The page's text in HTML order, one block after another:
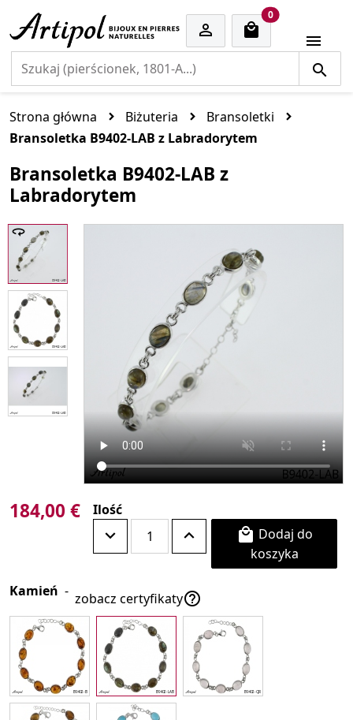

0cart items

Strona główna Biżuteria
Bransoletki
Bransoletka B9402-LAB z Labradorytem
Bransoletka B9402-LAB z
Labradorytem
184,00 € Ilość

koszyka
Kamień - zobacz certyfikaty